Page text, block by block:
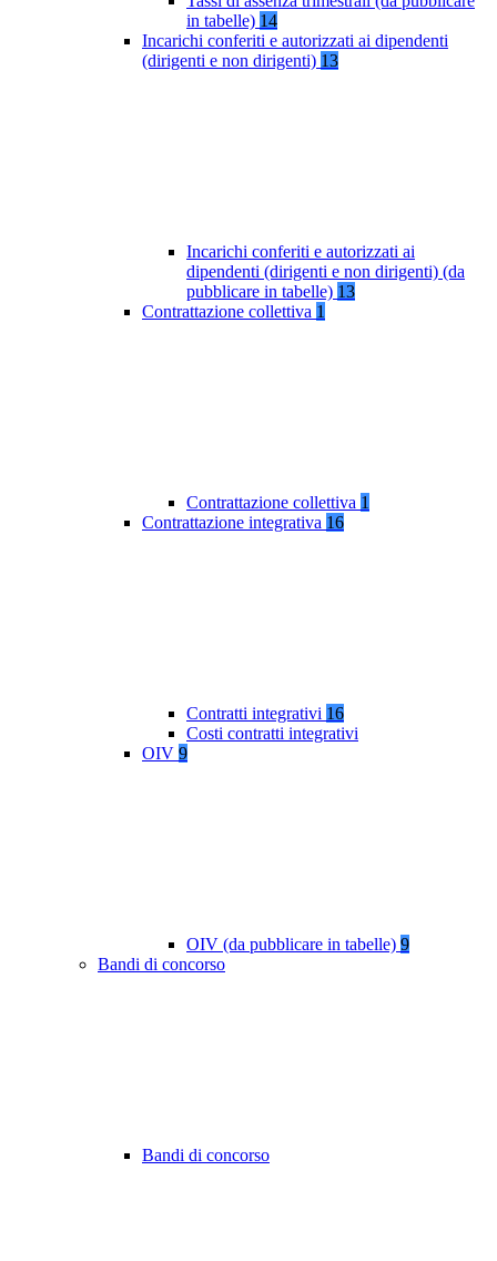
in tabelle) 14
Incarichi conferiti e autorizzati ai dipendenti
(dirigenti e non dirigenti) 13
Incarichi conferiti e autorizzati ai
dipendenti (dirigenti e non dirigenti) (da
pubblicare in tabelle) 13
Contrattazione collettiva 1
Contrattazione collettiva 1
Contrattazione integrativa 16
Contratti integrativi 16
Costi contratti integrativi
OIV 9
OIV (da pubblicare in tabelle) 9
Bandi di concorso
Bandi di concorso